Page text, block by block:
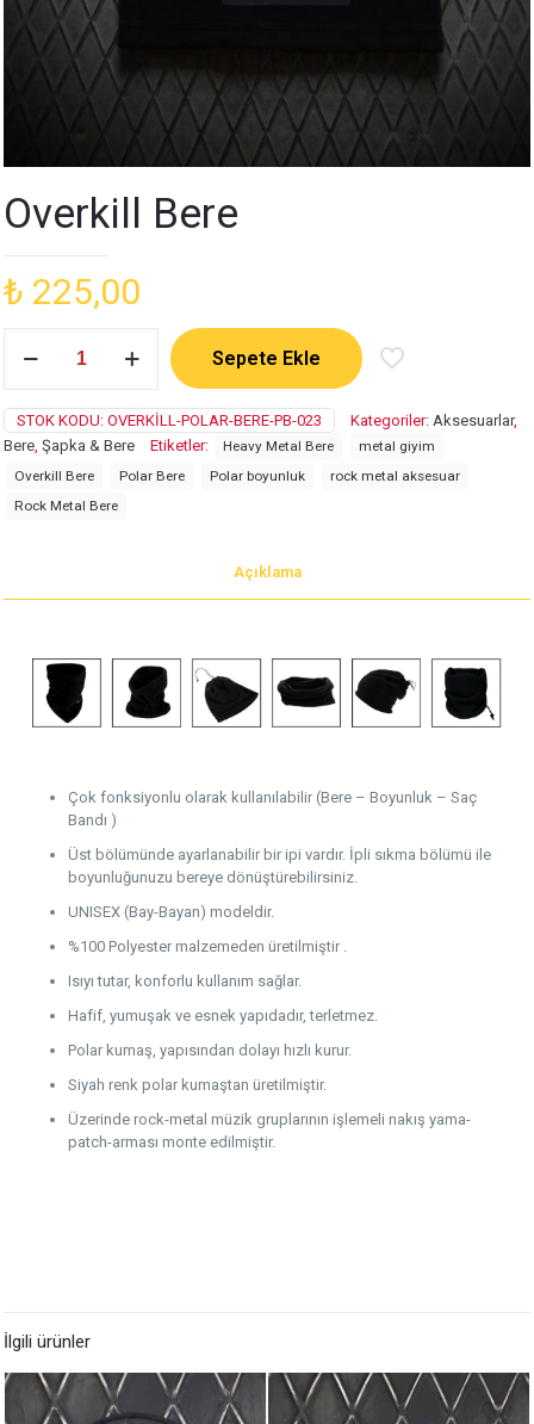
Overkill Bere
₺ 225,00
Bere
Sepete Ekle
STOK KODU: OVERKILL-POLAR-BERE-PB-023 Kategoriler: Aksesuarlar,
Bere Şapka & Bere Etiketler: Heavy Metal Bere
metal giyim
Overkill Bere
Polar Bere Polar boyunluk
rock metal aksesuar
Rock Metal Bere
Açıklama
Çok fonksiyonlu olarak kullanılabilir (Bere – Boyunluk – Saç
Bandı )
Üst bölümünde ayarlanabilir bir ipi vardır. İpli sıkma bölümü ile
boyunluğunuzu bereye dönüştürebilirsiniz.
UNISEX (Bay-Bayan) modeldir.
%100 Polyester malzemeden üretilmiştir .
Isıyı tutar, konforlu kullanım sağlar.
Hafif, yumuşak ve esnek yapıdadır, terletmez.
Polar kumaş, yapısından dolayı hızlı kurur.
Siyah renk polar kumaştan üretilmiştir.
Üzerinde rock-metal müzik gruplarının işlemeli nakış yama-
patch-arması monte edilmiştir.
İlgili ürünler